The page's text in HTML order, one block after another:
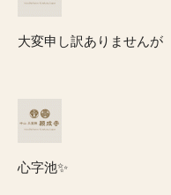
大変申し訳ありませんが
心字池✨